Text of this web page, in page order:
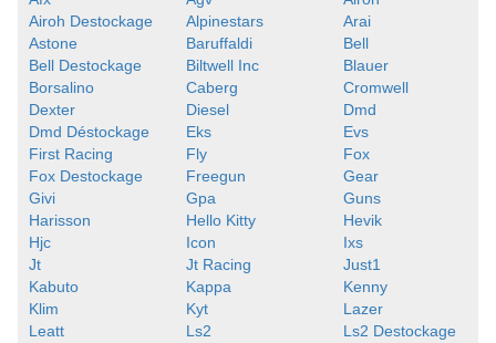
Airoh Destockage
Alpinestars
Arai
Astone
Baruffaldi
Bell
Bell Destockage
Biltwell Inc
Blauer
Borsalino
Caberg
Cromwell
Dexter
Diesel
Dmd
Dmd Déstockage
Eks
Evs
First Racing
Fly
Fox
Fox Destockage
Freegun
Gear
Givi
Gpa
Guns
Harisson
Hello Kitty
Hevik
Hjc
Icon
Ixs
Jt
Jt Racing
Just1
Kabuto
Kappa
Kenny
Klim
Kyt
Lazer
Leatt
Ls2
Ls2 Destockage